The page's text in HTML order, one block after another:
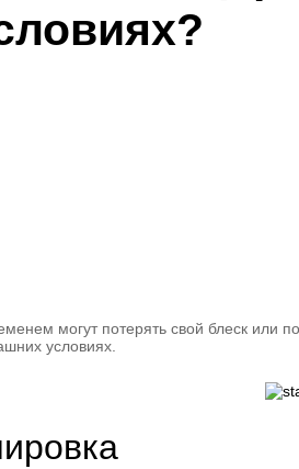
могут потерять свой блеск или
условиях.